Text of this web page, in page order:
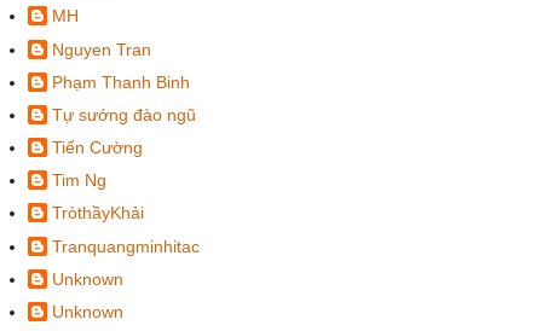
MH
Nguyen Tran
Phạm Thanh Binh
Tự sướng đào ngũ
Tiến Cường
Tim Ng
TròthầyKhải
Tranquangminhitac
Unknown
Unknown